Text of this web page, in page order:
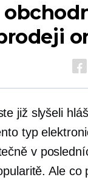
již slyšeli
typ
v
Ale co